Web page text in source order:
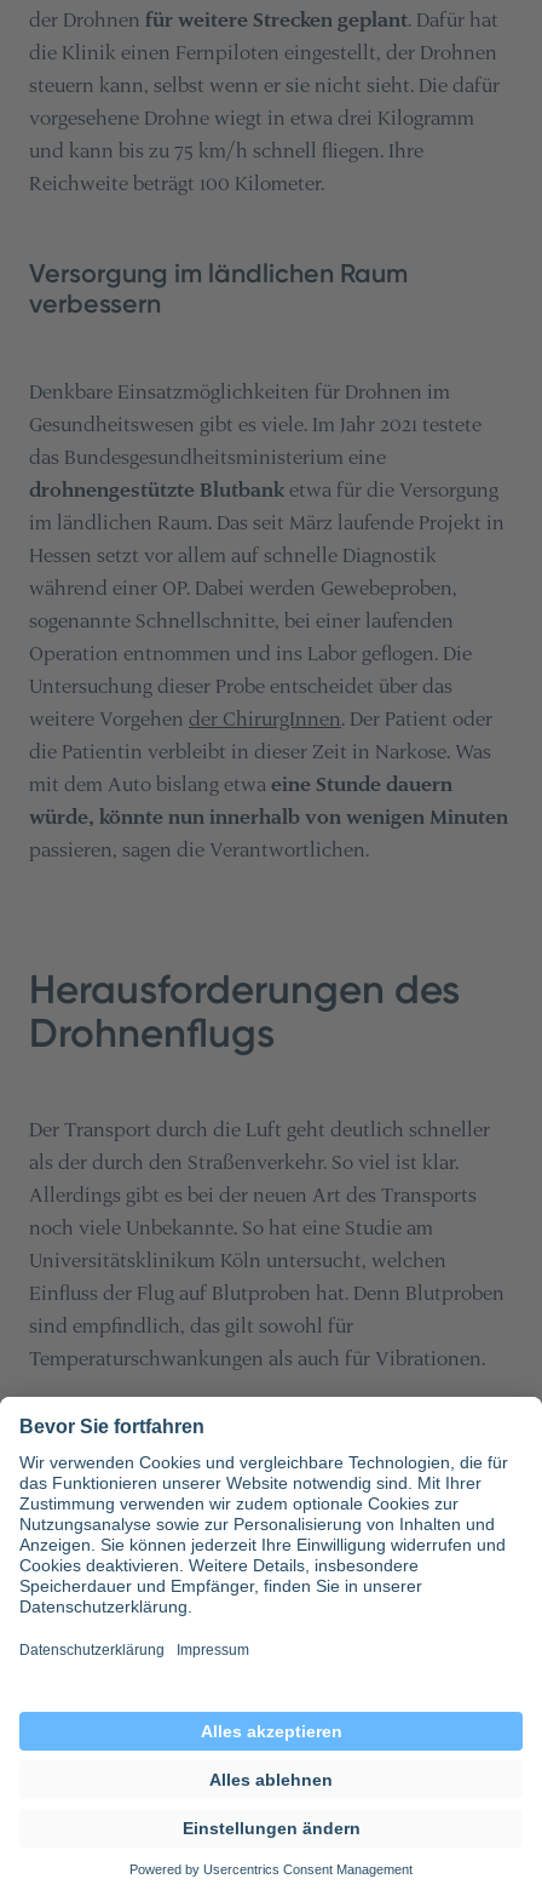
der Drohnen für weitere Strecken geplant. Dafür hat
die Klinik einen Fernpiloten eingestellt, der Drohnen
steuern kann, selbst wenn er sie nicht sieht. Die dafür
vorgesehene Drohne wiegt in etwa drei Kilogramm
und kann bis zu 75 km/h schnell fliegen. Ihre
Reichweite beträgt 100 Kilometer.
Versorgung im ländlichen Raum
verbessern
Denkbare Einsatzmöglichkeiten für Drohnen im
Gesundheitswesen gibt es viele. Im Jahr 2021 testete
das Bundesgesundheitsministerium eine
drohnengestützte Blutbanketwa für die Versorgung
im ländlichen Raum. Das seit März laufende Projekt in
Hessen setzt vor allem auf schnelle Diagnostik
während einer OP. Dabei werden Gewebeproben,
sogenannte Schnellschnitte, bei einer laufenden
Operation entnommen und ins Labor geflogen. Die
Untersuchung dieser Probe entscheidet über das
weitere Vorgehen der ChirurgInnen. Der Patient oder
die Patientin verbleibt in dieser Zeit in Narkose. Was
mit dem Auto bislang etwa eine Stunde dauern
würde, könnte nun innerhalb von wenigen Minuten
passieren, sagen die Verantwortlichen.
Herausforderungen des
Drohnenflugs
Der Transport durch die Luft geht deutlich schneller
als der durch den Straßenverkehr. So viel ist klar.
Allerdings gibt es bei der neuen Art des Transports
noch viele Unbekannte. So hat eine Studie am
Universitätsklinikum Köln untersucht, welchen
Einfluss der Flug auf Blutproben hat. Denn Blutproben
sind empfindlich, das gilt sowohl für
Temperaturschwankungen als auch für Vibrationen.
in einer Drohne, in einer Drohne mit
Vibrationsschutz und auf regulärem Weg auf dem
Bodentransportiert und anschließend verglichen.
Hierbei zeigten sich keine nennenswerten
Unterschiede bei der Auswertung. Allerdings wurde im
Rahmen der Studie erkannt, welch großer Aufwand
Flugraums darstellen kann. Da in einem großen
Klinikum wie in Köln auch Hubschrauber starten und
landen, musste jeder Drohnenflug einzeln an- und